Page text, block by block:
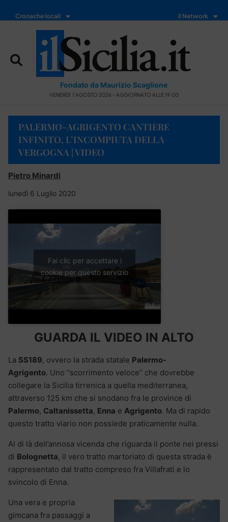
Cronache locali Il Network
Fondato da Maurizio Scaglione
VENERDÌ 7 AGOSTO 2026 - AGGIORNATO ALLE 19:00
PALERMO-AGRIGENTO CANTIERE
INFINITO, L’INCOMPIUTA DELLA
VERGOGNA | VIDEO
Pietro Minardi
lunedì 6 Luglio 2020
Fai clic per accettare i
cookie per questo servizio
GUARDA IL VIDEO IN ALTO
La SS189, ovvero la strada statale Palermo-
Agrigento. Uno “scorrimento veloce” che dovrebbe
collegare la Sicilia tirrenica a quella mediterranea,
attraverso 125 km che si snodano fra le province di
Palermo, Caltanissetta, Enna e Agrigento. Ma di rapido
questo tratto viario non possiede praticamente nulla.
Al di là dell’annosa vicenda che riguarda il ponte nei pressi
di Bolognetta, il vero tratto martoriato di questa strada è
rappresentato dal tratto compreso fra Villafrati e lo
svincolo di Enna.
Una vera e propria
gimcana fra passaggi a